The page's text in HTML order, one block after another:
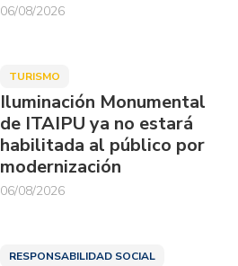
06/08/2026
TURISMO
Iluminación Monumental
de ITAIPU ya no estará
habilitada al público por
modernización
06/08/2026
RESPONSABILIDAD SOCIAL